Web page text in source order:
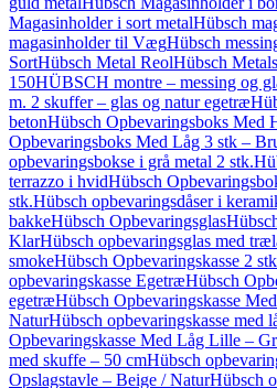
Magasinholder i sort metalHübsch
magasinholder til VægHübsch
SortHübsch Metal ReolHübsch
150HÜBSCH montre – messing og
m. 2 skuffer – glas og natur egetræ
betonHübsch Opbevaringsboks Med
Opbevaringsboks Med Låg 3 stk –
opbevaringsbokse i grå metal 2 stk.
terrazzo i hvidHübsch
stk.Hübsch opbevaringsdåser i
bakkeHübsch Opbevaringsglas
KlarHübsch opbevaringsglas med
smokeHübsch Opbevaringskasse 2
opbevaringskasse EgetræHübsch
egetræHübsch Opbevaringskasse
NaturHübsch opbevaringskasse med
Opbevaringskasse Med Låg Lille –
med skuffe – 50 cmHübsch
Opslagstavle – Beige / NaturHübsch